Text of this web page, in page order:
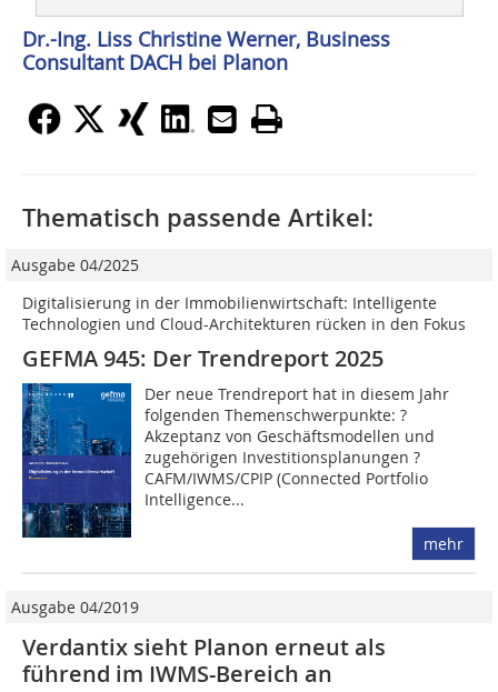
Dr.-Ing. Liss Christine Werner, Business
Consultant DACH bei Planon
Thematisch passende Artikel:
Ausgabe 04/2025
Digitalisierung in der Immobilienwirtschaft: Intelligente
Technologien und Cloud-Architekturen rücken in den Fokus
GEFMA 945: Der Trendreport 2025
Der neue Trendreport hat in diesem Jahr
folgenden Themenschwerpunkte: ?
Akzeptanz von Geschäftsmodellen und
zugehörigen Investitionsplanungen ?
CAFM/IWMS/CPIP (Connected Portfolio
Intelligence...
mehr
Ausgabe 04/2019
Verdantix sieht Planon erneut als
führend im IWMS-Bereich an